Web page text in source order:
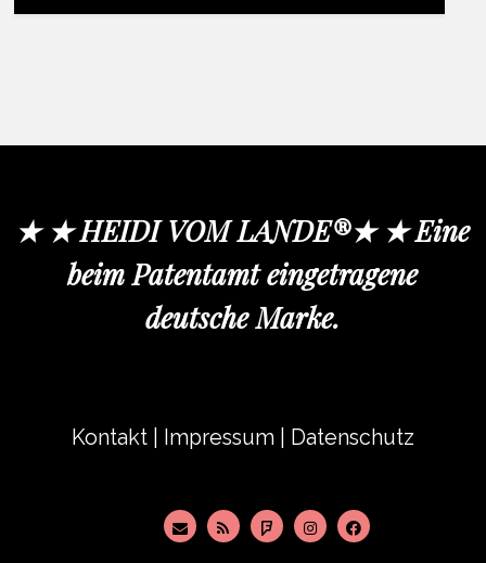
★ ★ HEIDI VOM LANDE®★ ★ Eine
beim Patentamt eingetragene
deutsche Marke.
Kontakt Impressum Datenschutz